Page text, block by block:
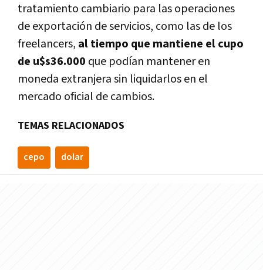
tratamiento cambiario para las operaciones
de exportación de servicios, como las de los
freelancers, al tiempo que mantiene el cupo
de u$s36.000 que podían mantener en
moneda extranjera sin liquidarlos en el
mercado oficial de cambios.
TEMAS RELACIONADOS
cepo dolar